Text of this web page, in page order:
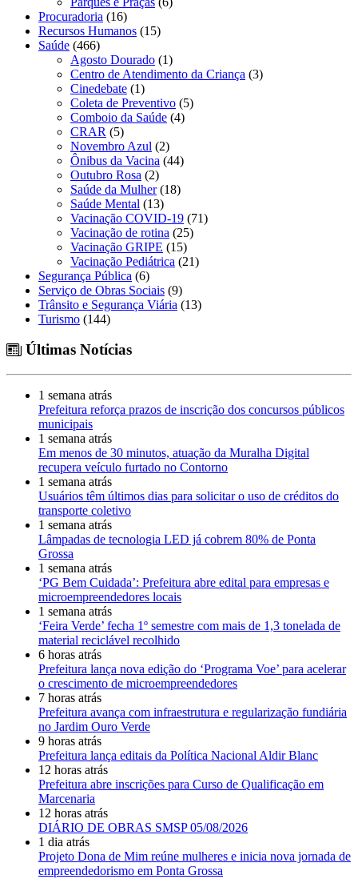
Procuradoria (16)
Recursos Humanos (15)
Saúde (466)
Agosto Dourado (1)
Centro de Atendimento da Criança (3)
Cinedebate (1)
Coleta de Preventivo (5)
Comboio da Saúde (4)
CRAR (5)
Novembro Azul (2)
Ônibus da Vacina (44)
Outubro Rosa (2)
Saúde da Mulher(18)
Saúde Mental (13)
Vacinação COVID-19 (71)
Vacinação de rotina (25)
Vacinação GRIPE (15)
Vacinação Pediátrica (21)
Segurança Pública (6)
Serviço de Obras Sociais (9)
Trânsito e Segurança Viária (13)
Turismo (144)
Últimas Notícias
1 semana atrás
Prefeitura reforça prazos de inscrição dos concursos públicos
municipais
1 semana atrás
Em menos de 30 minutos, atuação da Muralha Digital
recupera veículo furtado no Contorno
1 semana atrás
Usuários têm últimos dias para solicitar o uso de créditos do
transporte coletivo
1 semana atrás
Lâmpadas de tecnologia LED já cobrem 80% de Ponta
Grossa
1 semana atrás
‘PG Bem Cuidada’: Prefeitura abre edital para empresas e
microempreendedores locais
1 semana atrás
‘Feira Verde’ fecha 1º semestre com mais de 1,3 tonelada de
material reciclável recolhido
6 horas atrás
Prefeitura lança nova edição do ‘Programa Voe’ para acelerar
o crescimento de microempreendedores
7 horas atrás
Prefeitura avança com infraestrutura e regularização fundiária
no Jardim Ouro Verde
9 horas atrás
Prefeitura lança editais da Política Nacional Aldir Blanc
12 horas atrás
Prefeitura abre inscrições para Curso de Qualificação em
Marcenaria
12 horas atrás
DIÁRIO DE OBRAS SMSP 05/08/2026
1 dia atrás
Projeto Dona de Mim reúne mulheres e inicia nova jornada de
empreendedorismo em Ponta Grossa